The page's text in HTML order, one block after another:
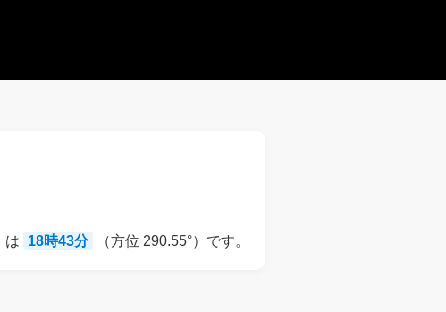
は 18時43分 （方位 290.55°）です。